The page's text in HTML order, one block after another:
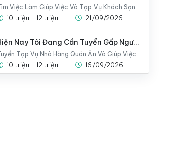
Việc Làm Giúp Việc Và Tạp Vụ Khách Sạn
10 triệu - 12 triệu 21/09/2026
Hiện Nay Tôi Đang Cần Tuyển Gấp Người Giúp Việc Cho Nhà
Tạp Vụ Nhà Hàng Quán Ăn Và Giúp Việc
10 triệu - 12 triệu 16/09/2026